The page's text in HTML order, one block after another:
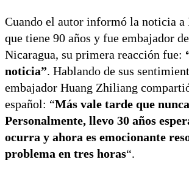
Cuando el autor informó la noticia a
que tiene 90 años y fue embajador
Nicaragua, su primera reacción fue:
noticia”. Hablando de sus
embajador Huang Zhiliang
español: “Más vale tarde que
Personalmente, llevo 30 años
ocurra y ahora es emocionante
problema en tres horas“.